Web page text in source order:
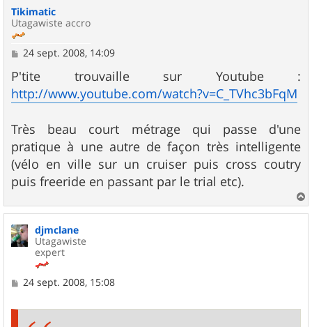
Tikimatic
Utagawiste accro
M
s
s
a
g
24 sept. 2008, 14:09
P'tite trouvaille sur Youtube :
http://www.youtube.com/watch?v=C_TVhc3bFqM
Très beau court métrage qui passe d'une
pratique à une autre de façon très intelligente
(vélo en ville sur un cruiser puis cross coutry
puis freeride en passant par le trial etc).
a
djmclane
Utagawiste
expert
M
24 sept. 2008, 15:08